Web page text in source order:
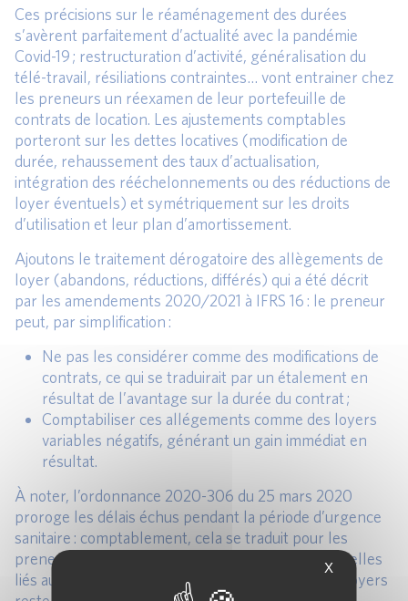
Ces précisions sur le réaménagement des durées
s’avèrent parfaitement d’actualité avec la pandémie
Covid-19 ; restructuration d’activité, généralisation du
télé-travail, résiliations contraintes… vont entrainer chez
les preneurs un réexamen de leur portefeuille de
contrats de location. Les ajustements comptables
porteront sur les dettes locatives (modification de
durée, rehaussement des taux d’actualisation,
intégration des rééchelonnements ou des réductions de
loyer éventuels) et symétriquement sur les droits
d’utilisation et leur plan d’amortissement.
Ajoutons le traitement dérogatoire des allègements de
loyer (abandons, réductions, différés) qui a été décrit
par les amendements 2020/2021 à IFRS 16 : le preneur
peut, par simplification :
Ne pas les considérer comme des modifications de
contrats, ce qui se traduirait par un étalement en
résultat de l’avantage sur la durée du contrat ;
Comptabiliser ces allégements comme des loyers
variables négatifs, générant un gain immédiat en
résultat.
À noter, l’ordonnance 2020-306 du 25 mars 2020
proroge les délais échus pendant la période d’urgence
sanitaire : comptablement, cela se traduit pour les
preneurs par l’annulation des sanctions contractuelles
liés aux retards de paiement, mais l’exigibilité des loyers
X